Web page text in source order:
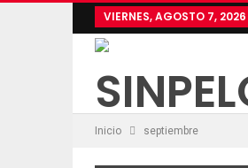
VIERNES, AGOSTO 7, 2026
Inicio septiembre